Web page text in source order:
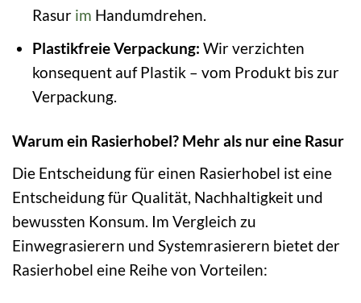
Rasur im Handumdrehen.
Plastikfreie Verpackung: Wir verzichten
konsequent auf Plastik – vom Produkt bis zur
Verpackung.
Warum ein Rasierhobel? Mehr als nur eine Rasur
Die Entscheidung für einen Rasierhobel ist eine
Entscheidung für Qualität, Nachhaltigkeit und
bewussten Konsum. Im Vergleich zu
Einwegrasierern und Systemrasierern bietet der
Rasierhobel eine Reihe von Vorteilen: